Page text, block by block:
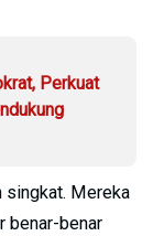
Perkuat
singkat. Mereka
benar-benar